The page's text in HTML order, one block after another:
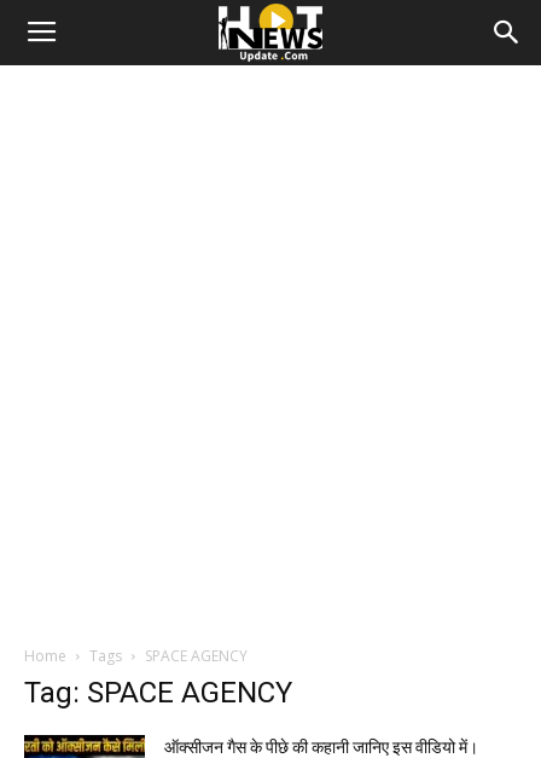
Home Tags SPACE AGENCY
Tag: SPACE AGENCY
ऑक्सीजन गैस के पीछे की कहानी जानिए इस वीडियो में।